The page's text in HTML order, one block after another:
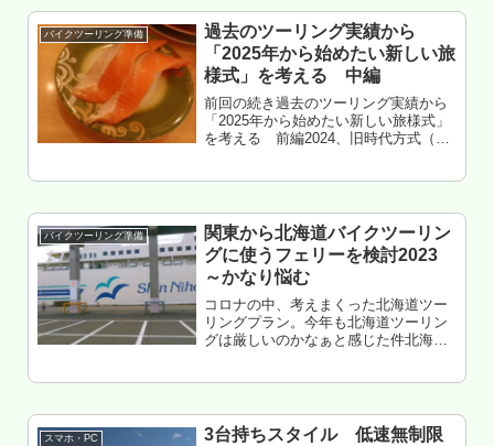
バイクツーリング準備
過去のツーリング実績から
「2025年から始めたい新しい旅
様式」を考える 中編
前回の続き過去のツーリング実績から
「2025年から始めたい新しい旅様式」
を考える 前編2024、旧時代方式（昭
バイクツーリング準備
関東から北海道バイクツーリン
グに使うフェリーを検討2023
～かなり悩む
コロナの中、考えまくった北海道ツー
リングプラン。今年も北海道ツーリン
グは厳しいのかなぁと感じた件北海道
スマホ・PC
3台持ちスタイル 低速無制限